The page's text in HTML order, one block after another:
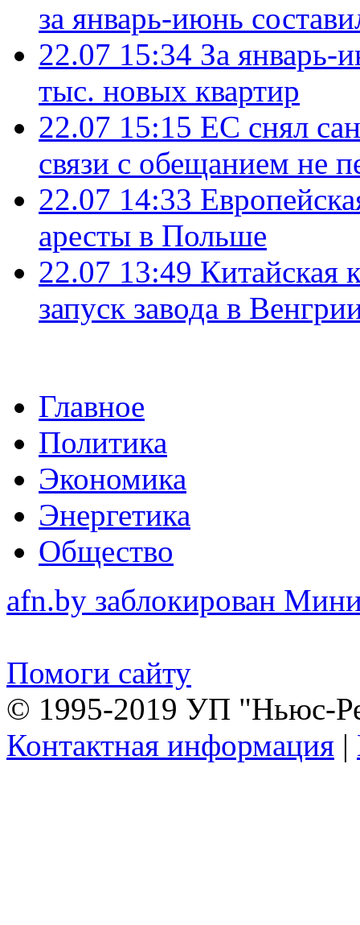
за январь-июнь
22.07 15:34 За январь-
тыс. новых квартир
22.07 15:15 ЕС снял
связи с обещанием не
22.07 14:33
аресты в Польше
22.07 13:49 Китайская
запуск завода в
Главное
Политика
Экономика
Энергетика
Общество
afn.by заблокирован
Помоги сайту
© 1995-2019 УП "Ньюс-
Контактная информация |